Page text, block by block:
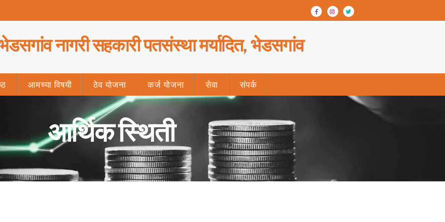
नागरी सहकारी पतसंस्था मर्यादित, भेडसगांव
आमच्या विषयी ठेव योजना कर्ज योजना सेवा संपर्क
आर्थिक स्थिती